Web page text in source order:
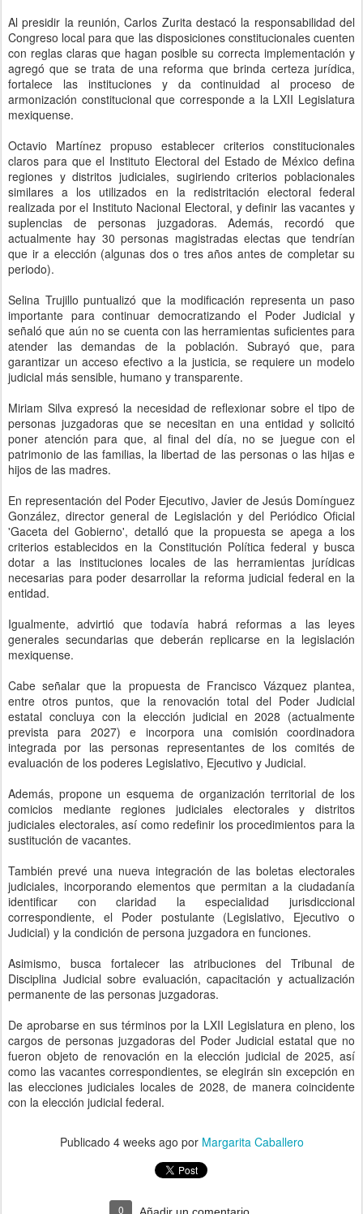
Al presidir la reunión, Carlos Zurita destacó la responsabilidad del
Congreso local para que las disposiciones constitucionales cuenten
con reglas claras que hagan posible su correcta implementación y
agregó que se trata de una reforma que brinda certeza jurídica,
fortalece las instituciones y da continuidad al proceso de
armonización constitucional que corresponde a la LXII Legislatura
mexiquense.
Octavio Martínez propuso establecer criterios constitucionales
claros para que el Instituto Electoral del Estado de México defina
regiones y distritos judiciales, sugiriendo criterios poblacionales
similares a los utilizados en la redistritación electoral federal
realizada por el Instituto Nacional Electoral, y definir las vacantes y
suplencias de personas juzgadoras. Además, recordó que
actualmente hay 30 personas magistradas electas que tendrían
que ir a elección (algunas dos o tres años antes de completar su
periodo).
Selina Trujillo puntualizó que la modificación representa un paso
importante para continuar democratizando el Poder Judicial y
señaló que aún no se cuenta con las herramientas suficientes para
atender las demandas de la población. Subrayó que, para
garantizar un acceso efectivo a la justicia, se requiere un modelo
judicial más sensible, humano y transparente.
Miriam Silva expresó la necesidad de reflexionar sobre el tipo de
personas juzgadoras que se necesitan en una entidad y solicitó
poner atención para que, al final del día, no se juegue con el
patrimonio de las familias, la libertad de las personas o las hijas e
hijos de las madres.
En representación del Poder Ejecutivo, Javier de Jesús Domínguez
González, director general de Legislación y del Periódico Oficial
'Gaceta del Gobierno', detalló que la propuesta se apega a los
criterios establecidos en la Constitución Política federal y busca
dotar a las instituciones locales de las herramientas jurídicas
necesarias para poder desarrollar la reforma judicial federal en la
entidad.
Igualmente, advirtió que todavía habrá reformas a las leyes
generales secundarias que deberán replicarse en la legislación
mexiquense.
Cabe señalar que la propuesta de Francisco Vázquez plantea,
entre otros puntos, que la renovación total del Poder Judicial
estatal concluya con la elección judicial en 2028 (actualmente
prevista para 2027) e incorpora una comisión coordinadora
integrada por las personas representantes de los comités de
evaluación de los poderes Legislativo, Ejecutivo y Judicial.
Además, propone un esquema de organización territorial de los
comicios mediante regiones judiciales electorales y distritos
judiciales electorales, así como redefinir los procedimientos para la
sustitución de vacantes.
También prevé una nueva integración de las boletas electorales
judiciales, incorporando elementos que permitan a la ciudadanía
identificar con claridad la especialidad jurisdiccional
correspondiente, el Poder postulante (Legislativo, Ejecutivo o
Judicial) y la condición de persona juzgadora en funciones.
Asimismo, busca fortalecer las atribuciones del Tribunal de
Disciplina Judicial sobre evaluación, capacitación y actualización
permanente de las personas juzgadoras.
De aprobarse en sus términos por la LXII Legislatura en pleno, los
cargos de personas juzgadoras del Poder Judicial estatal que no
fueron objeto de renovación en la elección judicial de 2025, así
como las vacantes correspondientes, se elegirán sin excepción en
las elecciones judiciales locales de 2028, de manera coincidente
con la elección judicial federal.
Publicado 4 weeks ago por Margarita Caballero
0